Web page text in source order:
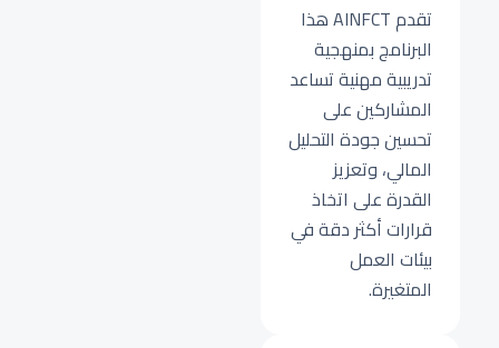
تقدم AINFCT هذا
البرنامج بمنهجية
تدريبية مهنية تساعد
المشاركين على
تحسين جودة التحليل
المالي، وتعزيز
القدرة على اتخاذ
قرارات أكثر دقة في
بيئات العمل
المتغيرة.